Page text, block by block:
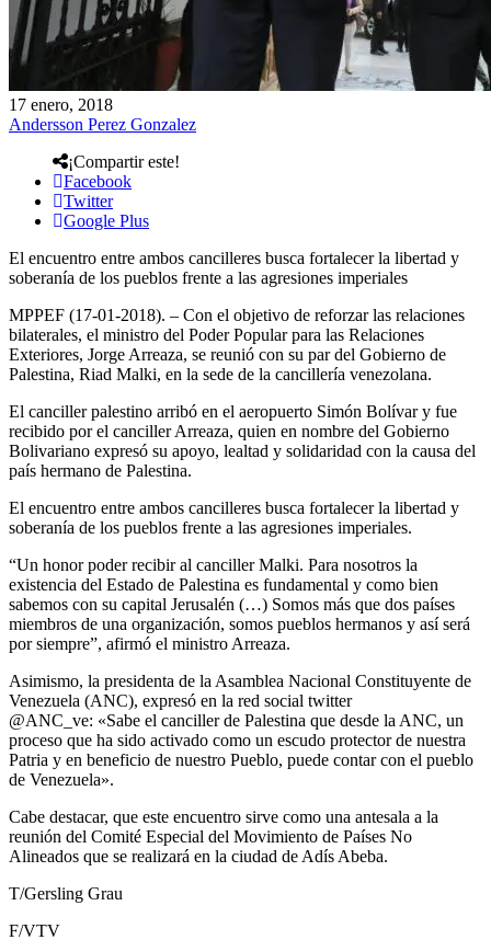
17 enero, 2018
Andersson Perez Gonzalez
¡Compartir este!
Facebook
Twitter
Google Plus
El encuentro entre ambos cancilleres busca fortalecer la libertad y
soberanía de los pueblos frente a las agresiones imperiales
MPPEF (17-01-2018). – Con el objetivo de reforzar las relaciones
bilaterales, el ministro del Poder Popular para las Relaciones
Exteriores, Jorge Arreaza, se reunió con su par del Gobierno de
Palestina, Riad Malki, en la sede de la cancillería venezolana.
El canciller palestino arribó en el aeropuerto Simón Bolívar y fue
recibido por el canciller Arreaza, quien en nombre del Gobierno
Bolivariano expresó su apoyo, lealtad y solidaridad con la causa del
país hermano de Palestina.
El encuentro entre ambos cancilleres busca fortalecer la libertad y
soberanía de los pueblos frente a las agresiones imperiales.
“Un honor poder recibir al canciller Malki. Para nosotros la
existencia del Estado de Palestina es fundamental y como bien
sabemos con su capital Jerusalén (…) Somos más que dos países
miembros de una organización, somos pueblos hermanos y así será
por siempre”, afirmó el ministro Arreaza.
Asimismo, la presidenta de la Asamblea Nacional Constituyente de
Venezuela (ANC), expresó en la red social twitter
@ANC_ve: «Sabe el canciller de Palestina que desde la ANC, un
proceso que ha sido activado como un escudo protector de nuestra
Patria y en beneficio de nuestro Pueblo, puede contar con el pueblo
de Venezuela».
Cabe destacar, que este encuentro sirve como una antesala a la
reunión del Comité Especial del Movimiento de Países No
Alineados que se realizará en la ciudad de Adís Abeba.
T/Gersling Grau
F/VTV